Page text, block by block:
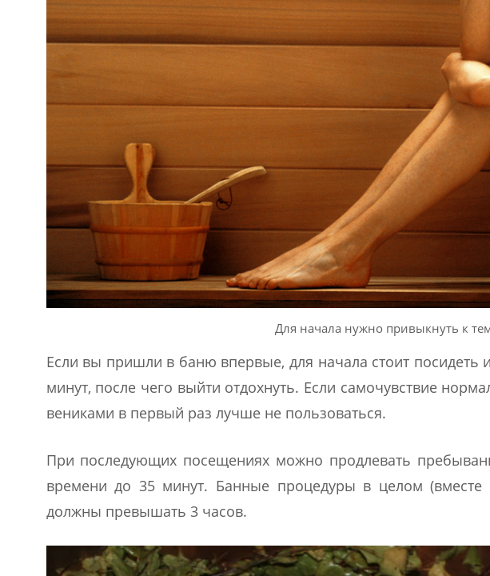
Для начала нужно привыкнуть к
Если вы пришли в баню впервые, для начала стоит
минут, после чего выйти отдохнуть. Если самочувствие
вениками в первый раз лучше не пользоваться.
При последующих посещениях можно продлевать
времени до 35 минут. Банные процедуры в целом
должны превышать 3 часов.